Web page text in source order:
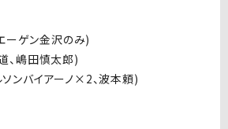
ーゲン金沢のみ)
、嶋田慎太郎)
ンバイアーノ×2、波本頼)